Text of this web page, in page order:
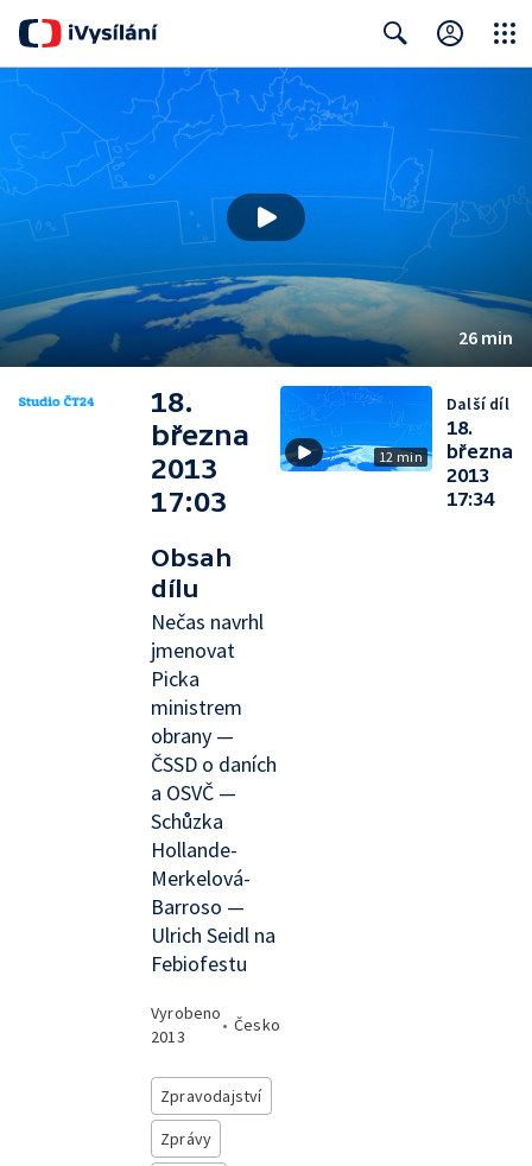
26 min
18.
března
2013
17:03
Obsah
dílu
Nečas navrhl
jmenovat
Picka
ministrem
obrany —
ČSSD o daních
a OSVČ —
Schůzka
Hollande-
Merkelová-
Barroso —
Ulrich Seidl na
Febiofestu
Vyrobeno
2013
• Česko
Zpravodajství
Zprávy
12 min
Další díl
18.
března
2013
17:34